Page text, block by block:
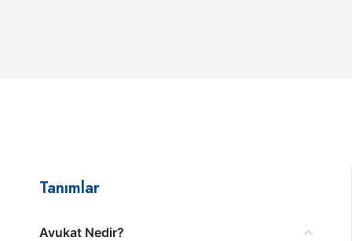
Tanımlar
Avukat Nedir?